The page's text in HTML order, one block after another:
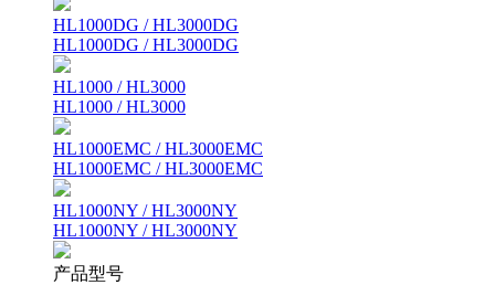
HL1000DG / HL3000DG
HL1000DG / HL3000DG
HL1000 / HL3000
HL1000 / HL3000
HL1000EMC / HL3000EMC
HL1000EMC / HL3000EMC
HL1000NY / HL3000NY
HL1000NY / HL3000NY
产品型号